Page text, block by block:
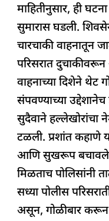
माहितीनुसार, ही
सुमारास घडली.
चारचाकी वाहनातून
परिसरात
वाहनाच्या दिशेने थेट
संपवण्याच्या उद्देशानेच
सुदैवाने हल्लेखोरांचा
टळली. प्रशांत कहाणे
आणि सुखरूप बचावले
मिळताच पोलिसांनी
सध्या पोलीस
असून, गोळीबार